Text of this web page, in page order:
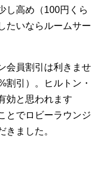
し高め（100円くら
たいならルームサー
会員割引は利きませ
割引）。ヒルトン・
効と思われます
とでロビーラウンジ
きました。